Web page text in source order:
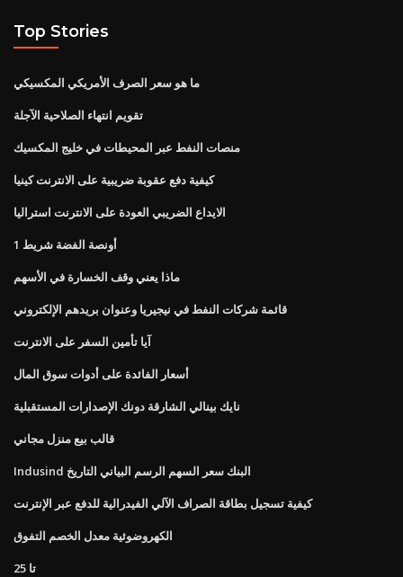
Top Stories
ما هو سعر الصرف الأمريكي المكسيكي
تقويم انتهاء الصلاحية الآجلة
منصات النفط عبر المحيطات في خليج المكسيك
كيفية دفع عقوبة ضريبية على الانترنت كينيا
الايداع الضريبي العودة على الانترنت استراليا
1 أونصة الفضة شريط
ماذا يعني وقف الخسارة في الأسهم
قائمة شركات النفط في نيجيريا وعنوان بريدهم الإلكتروني
آيا تأمين السفر على الانترنت
أسعار الفائدة على أدوات سوق المال
نايك بينالي الشارقة دونك الإصدارات المستقبلية
قالب بيع منزل مجاني
Indusind البنك سعر السهم الرسم البياني التاريخ
كيفية تسجيل بطاقة الصراف الآلي الفيدرالية للدفع عبر الإنترنت
الكهروضوئية معدل الخصم التفوق
تا 25